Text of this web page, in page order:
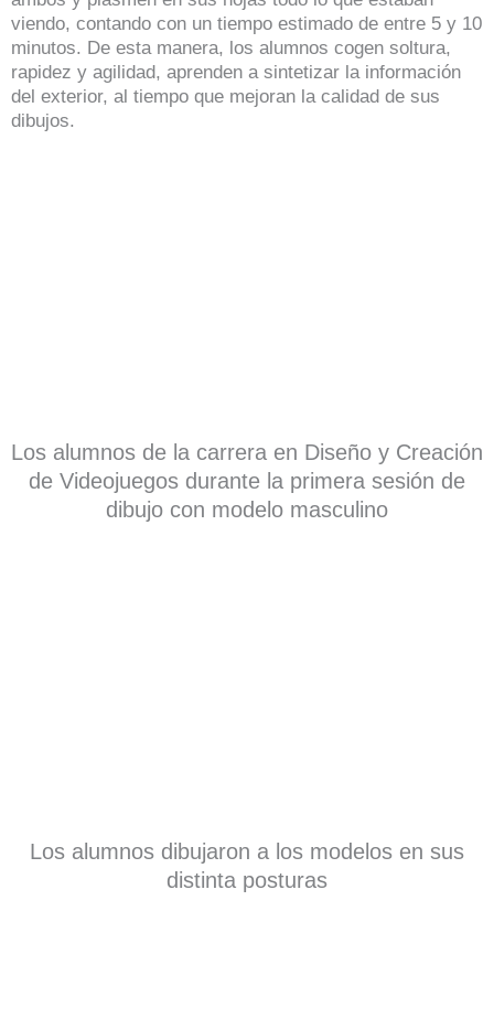
viendo, contando con un tiempo estimado de entre 5 y 10
minutos. De esta manera, los alumnos cogen soltura,
rapidez y agilidad, aprenden a sintetizar la información
del exterior, al tiempo que mejoran la calidad de sus
dibujos.
Los alumnos de la carrera en Diseño y Creación
de Videojuegos durante la primera sesión de
dibujo con modelo masculino
Los alumnos dibujaron a los modelos en sus
distinta posturas